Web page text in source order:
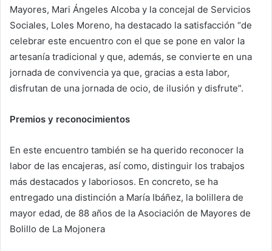
Mayores, Mari Ángeles Alcoba y la concejal de Servicios
Sociales, Loles Moreno, ha destacado la satisfacción “de
celebrar este encuentro con el que se pone en valor la
artesanía tradicional y que, además, se convierte en una
jornada de convivencia ya que, gracias a esta labor,
disfrutan de una jornada de ocio, de ilusión y disfrute”.
Premios y reconocimientos
En este encuentro también se ha querido reconocer la
labor de las encajeras, así como, distinguir los trabajos
más destacados y laboriosos. En concreto, se ha
entregado una distinción a María Ibáñez, la bolillera de
mayor edad, de 88 años de la Asociación de Mayores de
Bolillo de La Mojonera